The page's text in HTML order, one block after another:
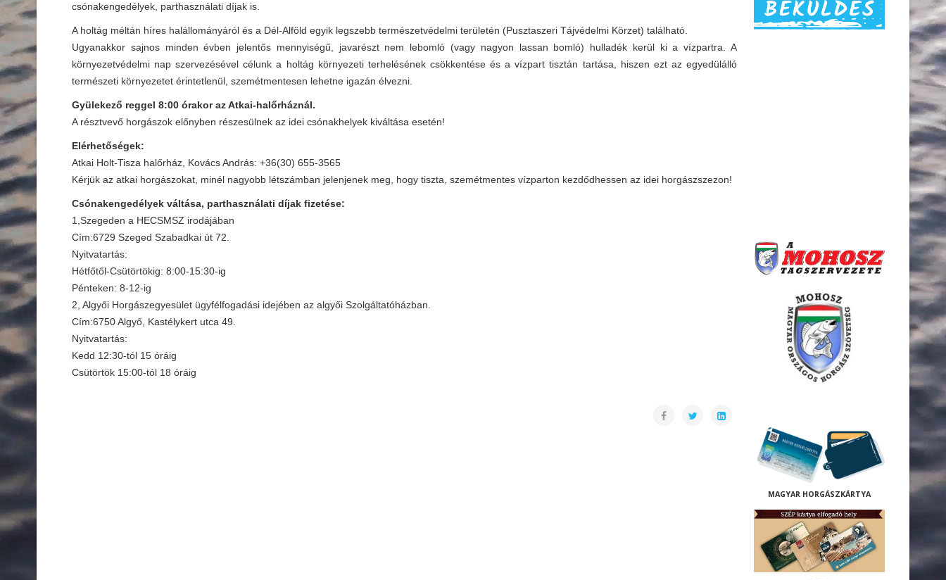
csónakengedélyek, parthasználati díjak is.
A holtág méltán híres halállományáról és a Dél-Alföld egyik legszebb természetvédelmi területén (Pusztaszeri Tájvédelmi Körzet) található.
Ugyanakkor sajnos minden évben jelentős mennyiségű, javarészt nem lebomló (vagy nagyon lassan bomló) hulladék kerül ki a vízpartra. A
környezetvédelmi nap szervezésével célunk a holtág környezeti terhelésének csökkentése és a vízpart tisztán tartása, hiszen ezt az egyedülálló
természeti környezetet érintetlenül, szemétmentesen lehetne igazán élvezni.
Gyülekező reggel 8:00 órakor az Atkai-halőrháznál.
A résztvevő horgászok előnyben részesülnek az idei csónakhelyek kiváltása esetén!
Elérhetőségek:
Atkai Holt-Tisza halőrház, Kovács András: +36(30) 655-3565
Kérjük az atkai horgászokat, minél nagyobb létszámban jelenjenek meg, hogy tiszta, szemétmentes vízparton kezdődhessen az idei horgászszezon!
Csónakengedélyek váltása, parthasználati díjak fizetése:
1,Szegeden a HECSMSZ irodájában
Cím:6729 Szeged Szabadkai út 72.
Nyitvatartás:
Hétfőtől-Csütörtökig: 8:00-15:30-ig
Pénteken: 8-12-ig
2, Algyői Horgászegyesület ügyfélfogadási idejében az algyői Szolgáltatóházban.
Cím:6750 Algyő, Kastélykert utca 49.
Nyitvatartás:
Kedd 12:30-tól 15 óráig
Csütörtök 15:00-tól 18 óráig
MAGYAR HORGÁSZKÁRTYA